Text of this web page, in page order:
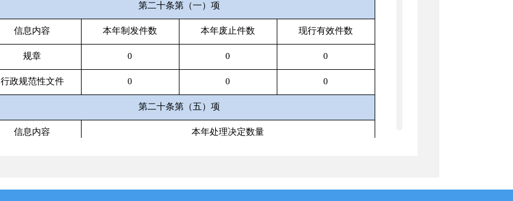
第二十条第（一）项
信息内容 本年制发件数 本年废止件数 现行有效件数
规章 0 0 0
行政规范性文件 0 0 0
第二十条第（五）项
信息内容 本年处理决定数量